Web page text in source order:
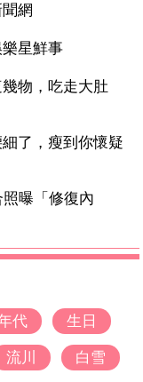
網
星鮮事
物，吃走大肚
了，瘦到你懷疑
曝「修復內
代 生日
流川 白雪